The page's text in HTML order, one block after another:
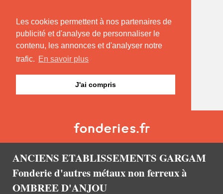
Les cookies permettent à nos partenaires de
publicité et d'analyse de personnaliser le
contenu, les annonces et d'analyser notre
trafic. En savoir plus
J'ai compris
ANCIENS ETABLISSEMENTS GARGAM
Fonderie d'autres métaux non ferreux à
OMBREE D'ANJOU